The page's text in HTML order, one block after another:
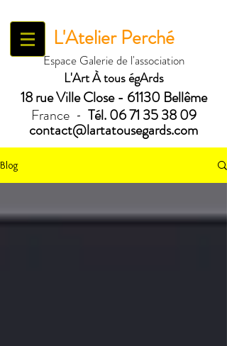
L'Atelier Perché
Espace Galerie de l'association
L'Art À tous égArds
18 rue Ville Close - 61130 Bellême
France- Tél.06 71 35 38 09
contact@lartatousegards.com
Blog